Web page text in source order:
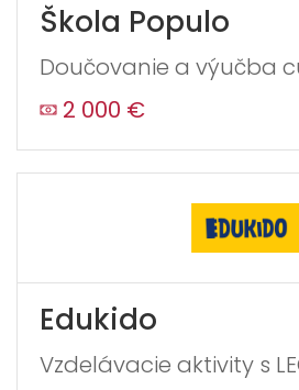
Škola Populo
Doučovanie a výučba
2 000 €
Edukido
Vzdelávacie aktivity s